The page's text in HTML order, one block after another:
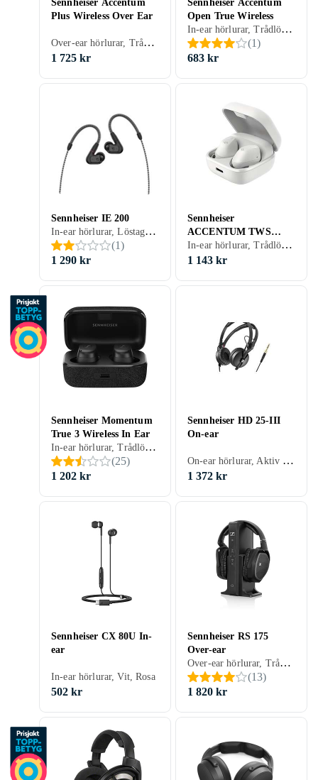
Sennheiser Accentum
Plus Wireless Over Ear
Over-ear hörlurar, Trådlös, Aktiv brusreducering (ANC), Svart, Vit
1 725 kr
Sennheiser Accentum
Open True Wireless
In-ear hörlurar, Trådlös, True Wireless, Vattentät, Svart, Beige, Rosa
(1)
683 kr
Sennheiser IE 200
In-ear hörlurar, Löstagbar kabel, Svart, Silver
(1)
1 290 kr
Sennheiser
ACCENTUM TWS
Earbuds
In-ear hörlurar, Trådlös, Multipoint, Inbyggd trådlös laddning, Vattentät, Svart, Vit, Blå, Träning
1 143 kr
Sennheiser Momentum
True 3 Wireless In Ear
In-ear hörlurar, Trådlös, Aktiv brusreducering (ANC), Multipoint, Inbyggd trådlös laddning, Knappar/styrning anpassat för iPhone, True Wireless, Omgivande ljudläge, Vattentät, Svart, Vit, Silver, Grå, Blå, Träning
(25)
1 202 kr
Sennheiser HD 25-III
On-ear
On-ear hörlurar, Aktiv brusreducering (ANC), Svart, Vit, Silver, Turkos, Blå, Röd, Gul, Orange, Grön, Rosa, Lila
1 372 kr
Sennheiser CX 80U In-
ear
In-ear hörlurar, Vit, Rosa
502 kr
Sennheiser RS 175
Over-ear
Over-ear hörlurar, Trådlös, Svart, Grå
(13)
1 820 kr